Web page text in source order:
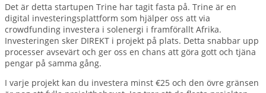
Det är detta startupen Trine har tagit fasta på. Trine är en
digital investeringsplattform som hjälper oss att via
crowdfunding investera i solenergi i framförallt Afrika.
Investeringen sker DIREKT i projekt på plats. Detta snabbar upp
processer avsevärt och ger oss en chans att göra gott och tjäna
pengar på samma gång.
I varje projekt kan du investera minst €25 och den övre gränsen